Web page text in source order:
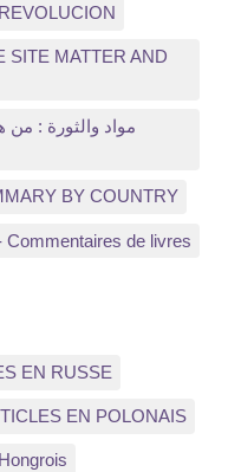
SITE MATTER AND
BY COUNTRY
Commentaires de livres
EN RUSSE
EN POLONAIS